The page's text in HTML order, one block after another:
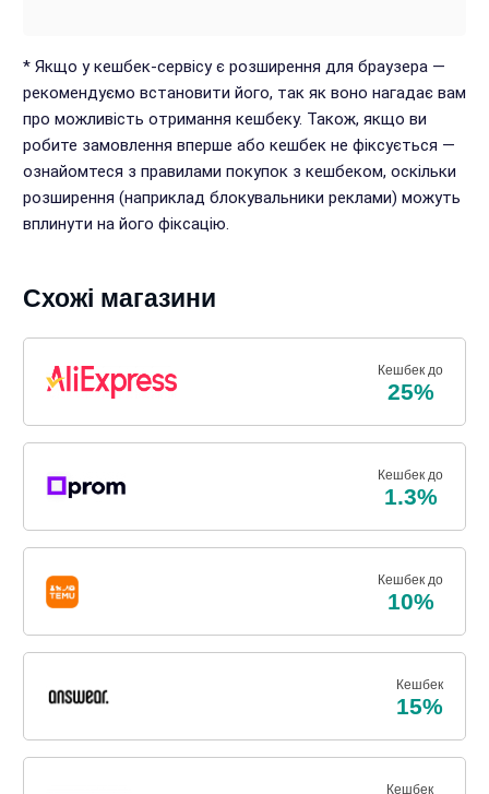
* Якщо у кешбек-сервісу є розширення для браузера —
рекомендуємо встановити його, так як воно нагадає вам
про можливість отримання кешбеку. Також, якщо ви
робите замовлення вперше або кешбек не фіксується —
ознайомтеся з правилами покупок з кешбеком, оскільки
розширення (наприклад блокувальники реклами) можуть
вплинути на його фіксацію.
Схожі магазини
Кешбек до
25%
Кешбек до
1.3%
Кешбек до
10%
Кешбек
15%
Кешбек